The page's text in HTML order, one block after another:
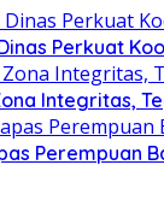
Perkuat
Integritas,
Perempuan